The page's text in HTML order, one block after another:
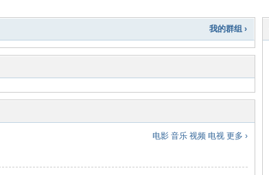
我的群组 ›
电影 音乐 视频 电视 更多 ›